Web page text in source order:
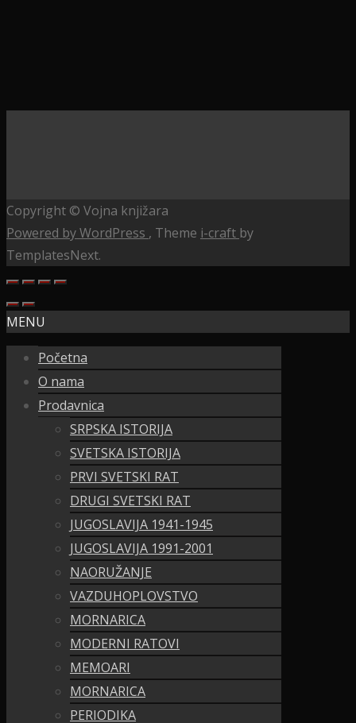
Copyright © Vojna knjižara
Powered by WordPress , Theme i-craft by
TemplatesNext.
MENU
Početna
O nama
Prodavnica
SRPSKA ISTORIJA
SVETSKA ISTORIJA
PRVI SVETSKI RAT
DRUGI SVETSKI RAT
JUGOSLAVIJA 1941-1945
JUGOSLAVIJA 1991-2001
NAORUŽANJE
VAZDUHOPLOVSTVO
MORNARICA
MODERNI RATOVI
MEMOARI
MORNARICA
PERIODIKA